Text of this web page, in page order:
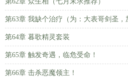
第63章 我缺个治疗（为：大表哥剑圣，
第64章 暮歌精灵套装
第65章 触发奇遇，临危受命！
第66章 击杀恶魔领主！